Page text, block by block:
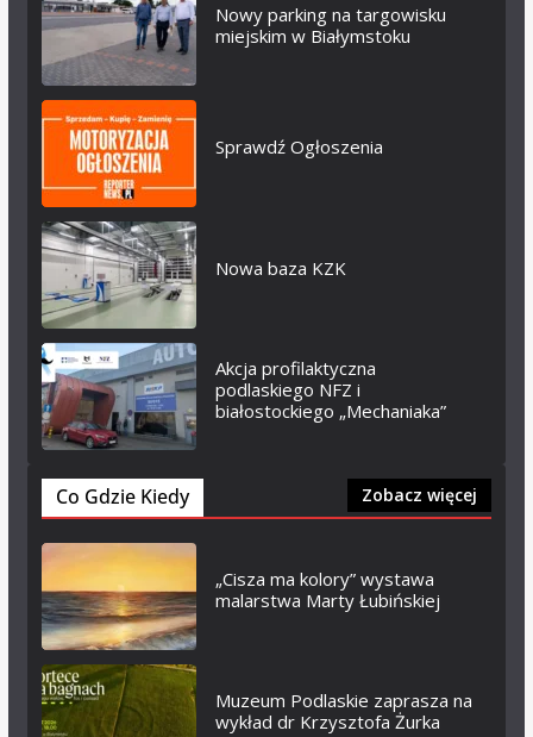
Nowy parking na targowisku
miejskim w Białymstoku
Sprawdź Ogłoszenia
Nowa baza KZK
Akcja profilaktyczna
podlaskiego NFZ i
białostockiego „Mechaniaka”
Co Gdzie Kiedy Zobacz więcej
„Cisza ma kolory” wystawa
malarstwa Marty Łubińskiej
Muzeum Podlaskie zaprasza na
wykład dr Krzysztofa Żurka